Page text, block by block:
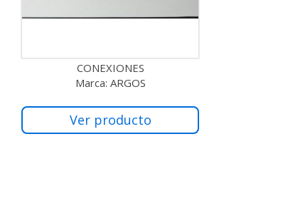
CONEXIONES
Marca: ARGOS
Ver producto